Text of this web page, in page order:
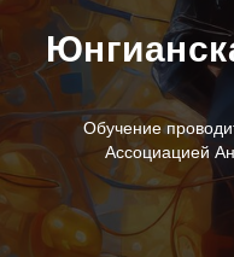
Обучение
Ассоциацией